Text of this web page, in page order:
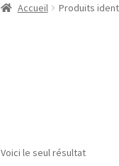
Accueil Produits
Voici le seul résultat